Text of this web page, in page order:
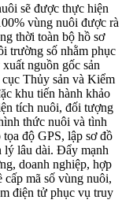
sẽ được thực hiện
vùng nuôi được rà
thời toàn bộ hồ sơ
trường số nhằm phục
nguồn gốc sản
Thủy sản và Kiểm
khu tiến hành khảo
tích nuôi, đối tượng
thức nuôi và tình
độ GPS, lập sơ đồ
lý lâu dài. Đẩy mạnh
doanh nghiệp, hợp
mã số vùng nuôi,
điện tử phục vụ truy